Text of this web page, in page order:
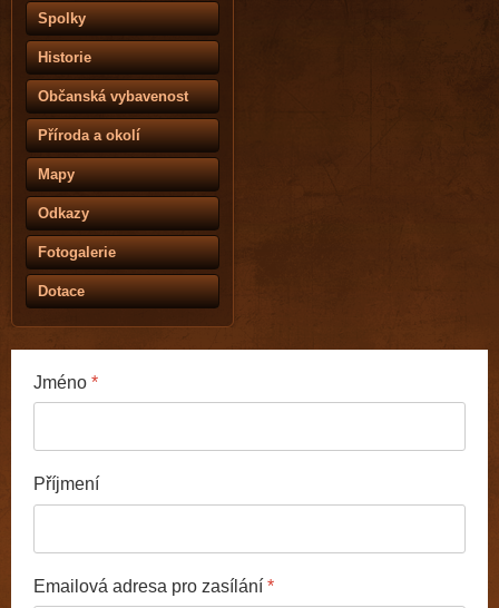
Spolky
Historie
Občanská vybavenost
Příroda a okolí
Mapy
Odkazy
Fotogalerie
Dotace
Jméno *
Příjmení
Emailová adresa pro zasílání *